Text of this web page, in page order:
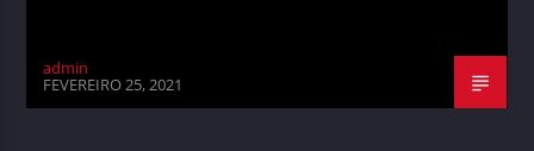
admin
FEVEREIRO 25, 2021